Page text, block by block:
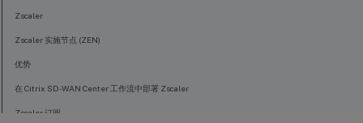
Zscaler
Zscaler 实施节点 (ZEN)
优势
在 Citrix SD-WAN Center 工作流中部署 Zscaler
Zscaler 订阅